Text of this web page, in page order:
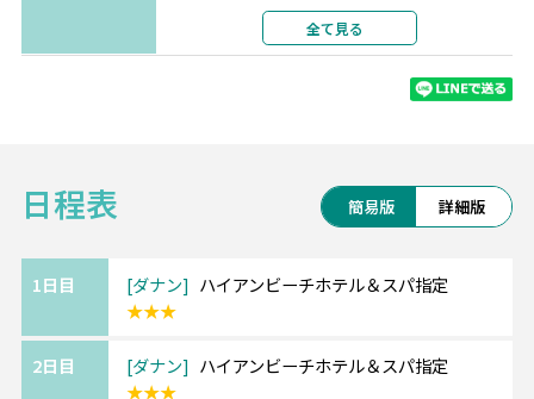
航空会社の格付けスカイトラックスで4ッ星認
ベトナム各地に接続可能で、他エリアとの周
*ミーケビーチ目の前！
は抜群！
せっかくダナンに行くなら、少し足を延ばし
全て見る
日程表 簡易版 詳細版
1日目 ダナン
ハイアンビーチホテル＆スパ指定
★★★
2日目 ダナン
ハイアンビーチホテル＆スパ指定
★★★